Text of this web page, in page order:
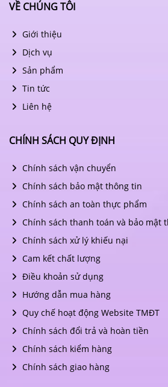
VỀ CHÚNG TÔI
Giới thiệu
Dịch vụ
Sản phẩm
Tin tức
Liên hệ
CHÍNH SÁCH QUY ĐỊNH
Chính sách vận chuyển
Chính sách bảo mật thông tin
Chính sách an toàn thực phẩm
Chính sách thanh toán và bảo mật
Chính sách xử lý khiếu nại
Cam kết chất lượng
Điều khoản sử dụng
Hướng dẫn mua hàng
Quy chế hoạt động Website TMĐT
Chính sách đổi trả và hoàn tiền
Chính sách kiểm hàng
Chính sách giao hàng